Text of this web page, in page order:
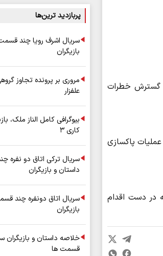
گسترش خطرات
پاکسازی
در دست اقدام
پربازدید ترین‌ها
سریال اشرف رویا چند
بازیگران
مروری بر پرونده تجاوز
علفزار
بیوگرافی کامل الناز ملک،
کاری ۳
سریال ترکی اتاق دو
داستان و بازیگران
سریال اتاق دونفره چند
بازیگران
خلاصه داستان و
قسمت ها